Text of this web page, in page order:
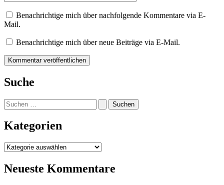
Benachrichtige mich über nachfolgende Kommentare via E-
Mail.
Benachrichtige mich über neue Beiträge via E-Mail.
Suche
Suchen
nach:
Kategorien
Kategorien
Neueste Kommentare